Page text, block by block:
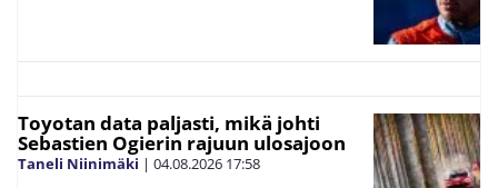
Toyotan data paljasti, mikä johti
Sebastien Ogierin rajuun ulosajoon
Taneli Niinimäki | 04.08.2026 17:58